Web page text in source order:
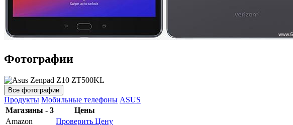
Фотографии
Все фотографии
Продукты Мобильные телефоны ASUS
Магазины - 3
Цены
Amazon
Проверить Цену